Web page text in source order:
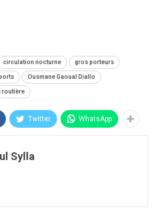
circulation nocturne gros porteurs
Ousmane Gaoual Diallo
routière
Twitter WhatsApp
Sylla